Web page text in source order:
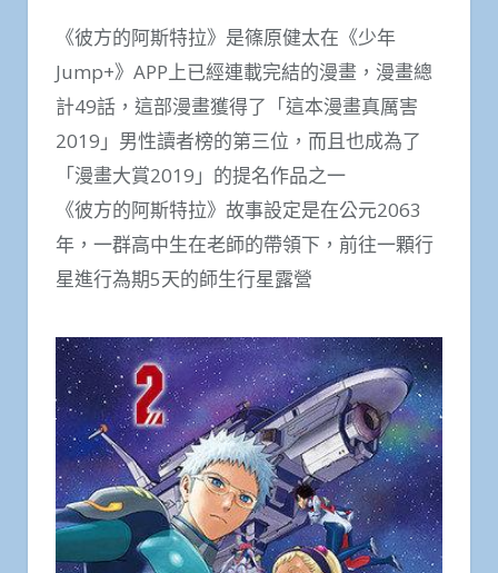
《彼方的阿斯特拉》是篠原健太在《少年
Jump+》APP上已經連載完結的漫畫，漫畫總
計49話，這部漫畫獲得了「這本漫畫真厲害
2019」男性讀者榜的第三位，而且也成為了
「漫畫大賞2019」的提名作品之一
《彼方的阿斯特拉》故事設定是在公元2063
年，一群高中生在老師的帶領下，前往一顆行
星進行為期5天的師生行星露營